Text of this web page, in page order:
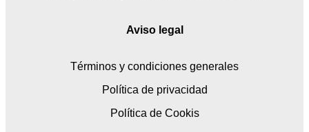
Aviso legal
Términos y condiciones generales
Política de privacidad
Política de Cookis